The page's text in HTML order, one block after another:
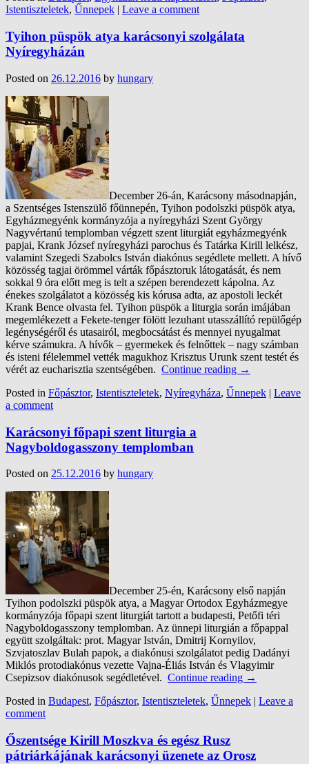
Istentiszteletek, Űnnepek | Leave a comment
Tyihon püspök atya karácsonyi szolgálata
Nyíregyházán
Posted on 26.12.2016 by hungary
December 26-án, Karácsony másodnapján,
a Szentséges Istenszülő főünnepén, Tyihon podolszki püspök atya,
Egyházmegyénk kormányzója a nyíregyházi Szent György
Nagyvértanú templomban végzett szent liturgiát egyházmegyénk
papjai, Krank József nyíregyházi parochus és Tatárka Kirill lelkész,
valamint Szegedi Szabolcs István diakónus segédlete mellett. A hívő
közösség tagjai örömmel várták főpásztoruk látogatását, és nem
sokkal 9 óra előtt meg is telt a szépen berendezett kápolna. Az
énekes szolgálatot a közösség kis kórusa adta, az apostoli leckét
Krank Bence olvasta fel. Tyihon püspök a liturgia során imájában
megemlékezett a Fekete-tenger fölött lezuhant utasszállító repülőgép
legénységéről és utasairól, megbocsátást és mennyei nyugalmat
kérve számukra. A hívők – gyermekek és felnőttek – nagy számban
és isteni félelemmel vették magukhoz Krisztus Urunk szent testét és
vérét az eucharisztia szentségében. Continue reading →
Posted in Főpásztor, Istentiszteletek, Nyíregyháza, Űnnepek | Leave
a comment
Karácsonyi főpapi szent liturgia a
Nagyboldogasszony templomban
Posted on 25.12.2016 by hungary
December 25-én, Karácsony első napján
Tyihon podolszki püspök atya, a Magyar Ortodox Egyházmegye
kormányzója főpapi szent liturgiát tartott a budapesti, Petőfi téri
Nagyboldogasszony templomban. Az ünnepi liturgián a főpappal
együtt szolgáltak: prot. Magyar István, Dmitrij Kornyilov,
Szvjatoszlav Bulah papok, a diakónusi szolgálatot pedig Dadányi
Miklós protodiakónus vezette Vajna-Éliás István és Vlagyimir
Csepizsov diakónusok segédletével. Continue reading →
Posted in Budapest, Főpásztor, Istentiszteletek, Űnnepek | Leave a
comment
Őszentsége Kirill Moszkva és egész Rusz
pátriárkájának karácsonyi üzenete az Orosz